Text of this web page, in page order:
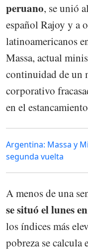
peruano, se unió
español Rajoy y a
latinoamericanos
Massa, actual
continuidad de un
corporativo
en el
Argentina: Massa y
segunda vuelta
A menos de una
se situó el lunes
los índices más
pobreza se calcula